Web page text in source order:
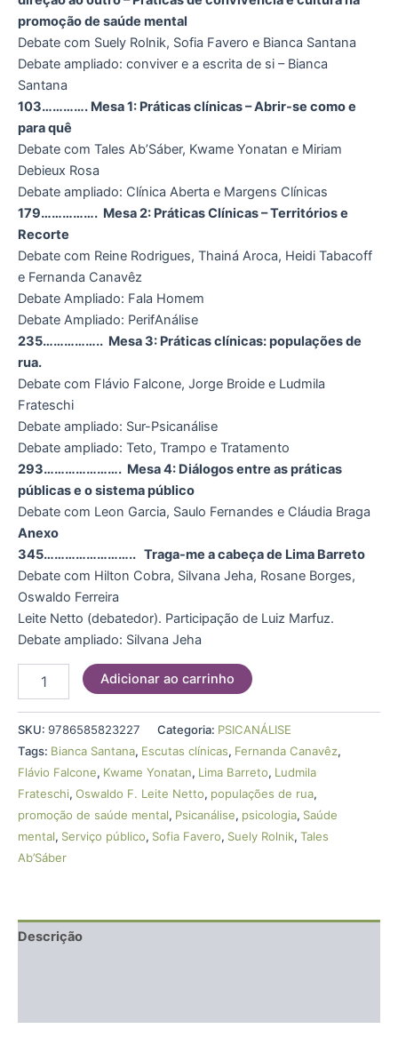
promoção de saúde mental
Debate com Suely Rolnik, Sofia Favero e Bianca Santana
Debate ampliado: conviver e a escrita de si – Bianca
Santana
103…………. Mesa 1: Práticas clínicas – Abrir-se como e
para quê
Debate com Tales Ab’Sáber, Kwame Yonatan e Miriam
Debieux Rosa
Debate ampliado: Clínica Aberta e Margens Clínicas
179……………. Mesa 2: Práticas Clínicas – Territórios e
Recorte
Debate com Reine Rodrigues, Thainá Aroca, Heidi Tabacoff
e Fernanda Canavêz
Debate Ampliado: Fala Homem
Debate Ampliado: PerifAnálise
235…………….. Mesa 3: Práticas clínicas: populações de
rua.
Debate com Flávio Falcone, Jorge Broide e Ludmila
Frateschi
Debate ampliado: Sur-Psicanálise
Debate ampliado: Teto, Trampo e Tratamento
293…………………. Mesa 4: Diálogos entre as práticas
públicas e o sistema público
Debate com Leon Garcia, Saulo Fernandes e Cláudia Braga
Anexo
345…………………….. Traga-me a cabeça de Lima Barreto
Debate com Hilton Cobra, Silvana Jeha, Rosane Borges,
Oswaldo Ferreira
Leite Netto (debatedor). Participação de Luiz Marfuz.
Debate ampliado: Silvana Jeha
Adicionar ao carrinho
SKU: 9786585823227 Categoria: PSICANÁLISE
Tags: Bianca Santana, Escutas clínicas, Fernanda Canavêz,
Flávio Falcone, Kwame Yonatan, Lima Barreto, Ludmila
Frateschi, Oswaldo F. Leite Netto, populações de rua,
promoção de saúde mental, Psicanálise, psicologia, Saúde
mental, Serviço público, Sofia Favero, Suely Rolnik, Tales
Ab’Sáber
Descrição